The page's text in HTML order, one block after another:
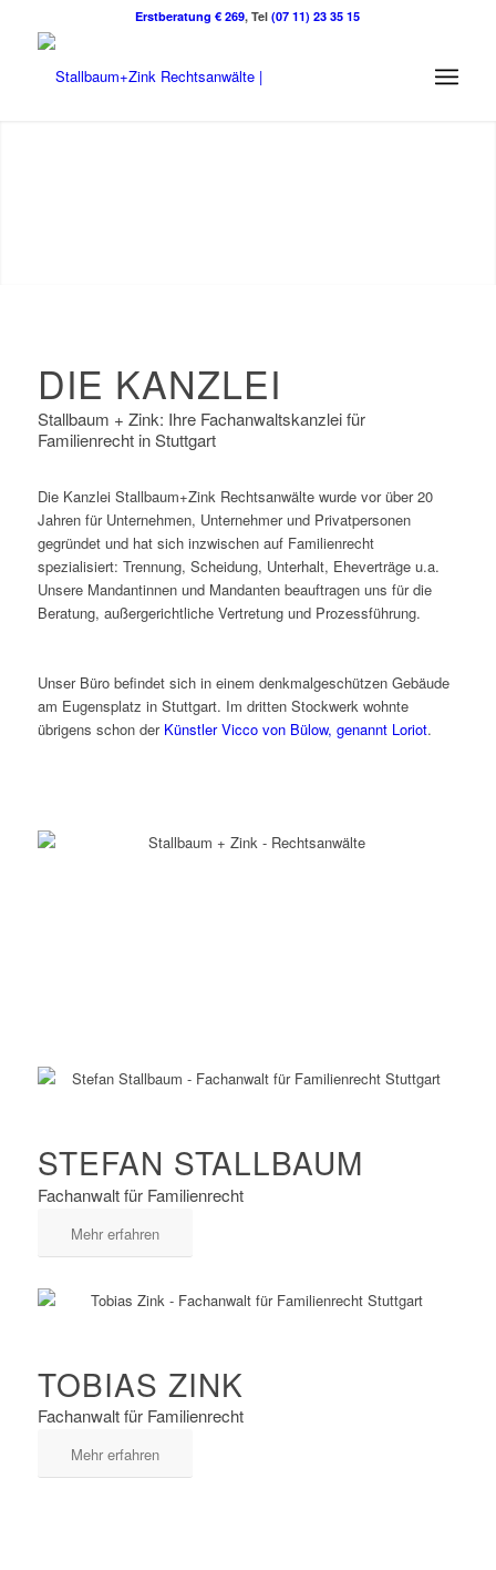
Erstberatung € 269, Tel(07 11) 23 35 15
DIE KANZLEI
Stallbaum + Zink: Ihre Fachanwaltskanzlei für
Familienrecht in Stuttgart
Die Kanzlei Stallbaum+Zink Rechtsanwälte wurde vor über 20
Jahren für Unternehmen, Unternehmer und Privatpersonen
gegründet und hat sich inzwischen auf Familienrecht
spezialisiert: Trennung, Scheidung, Unterhalt, Eheverträge u.a.
Unsere Mandantinnen und Mandanten beauftragen uns für die
Beratung, außergerichtliche Vertretung und Prozessführung.
Unser Büro befindet sich in einem denkmalgeschützen Gebäude
am Eugensplatz in Stuttgart. Im dritten Stockwerk wohnte
übrigens schon der Künstler Vicco von Bülow, genannt Loriot.
STEFAN STALLBAUM
Fachanwalt für Familienrecht
Mehr erfahren
TOBIAS ZINK
Fachanwalt für Familienrecht
Mehr erfahren